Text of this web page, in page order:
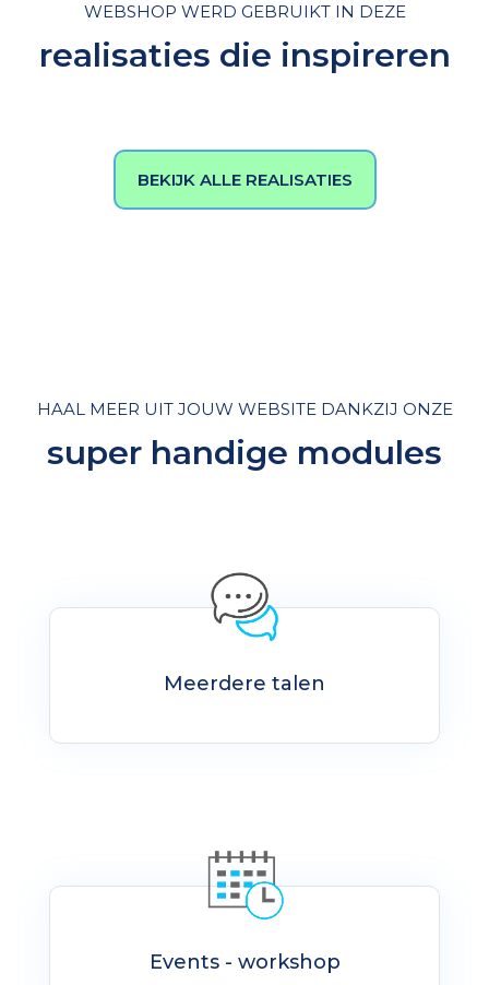
WEBSHOP WERD GEBRUIKT IN DEZE
realisaties die inspireren
BEKIJK ALLE REALISATIES
HAAL MEER UIT JOUW WEBSITE DANKZIJ ONZE
super handige modules
Meerdere talen
Events - workshop